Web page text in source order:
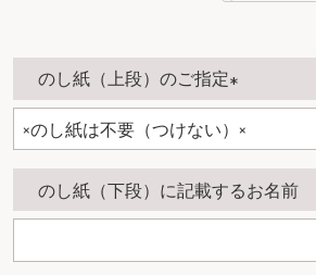
のし紙（上段）のご指定
(
必
須
)
のし紙（下段）に記載するお名前